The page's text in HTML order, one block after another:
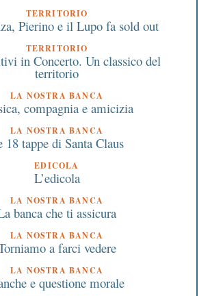
TERRITORIO
Pierino e il Lupo fa sold out
TERRITORIO
in Concerto. Un classico del
territorio
LA NOSTRA BANCA
compagnia e amicizia
LA NOSTRA BANCA
18 tappe di Santa Claus
EDICOLA
L’edicola
LA NOSTRA BANCA
banca che ti assicura
LA NOSTRA BANCA
a farci vedere
LA NOSTRA BANCA
e questione morale